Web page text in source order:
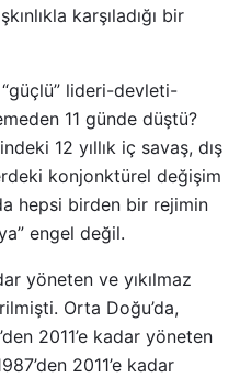
karşıladığı bir
lideri-devleti-
11 günde düştü?
12 yıllık iç savaş, dış
konjonktürel değişim
hepsi birden bir rejimin
engel değil.
yöneten ve yıkılmaz
Orta Doğu’da,
2011’e kadar yöneten
2011’e kadar